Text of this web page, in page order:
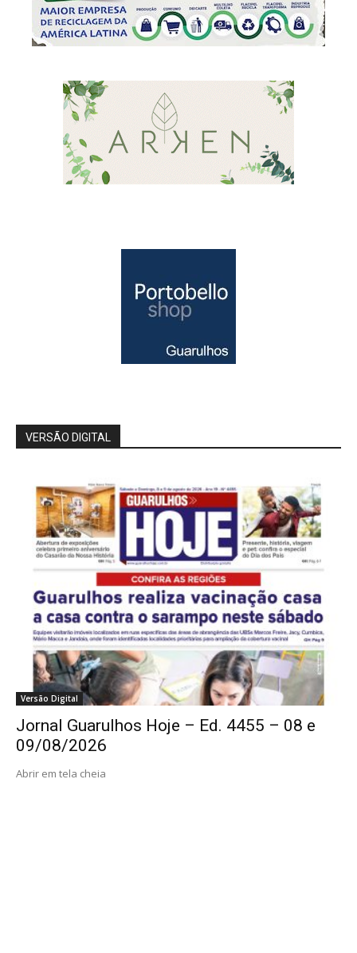
VERSÃO DIGITAL
Versão Digital
Jornal Guarulhos Hoje – Ed. 4455 – 08 e
09/08/2026
Abrir em tela cheia